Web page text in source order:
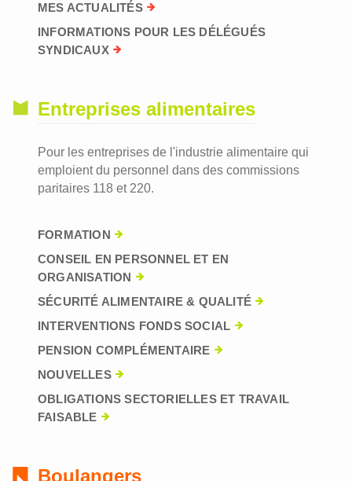
MES ACTUALITÉS
INFORMATIONS POUR LES DÉLÉGUÉS
SYNDICAUX
Entreprises alimentaires
Pour les entreprises de l'industrie alimentaire qui
emploient du personnel dans des commissions
paritaires 118 et 220.
FORMATION
CONSEIL EN PERSONNEL ET EN
ORGANISATION
SÉCURITÉ ALIMENTAIRE & QUALITÉ
INTERVENTIONS FONDS SOCIAL
PENSION COMPLÉMENTAIRE
NOUVELLES
OBLIGATIONS SECTORIELLES ET TRAVAIL
FAISABLE
Boulangers